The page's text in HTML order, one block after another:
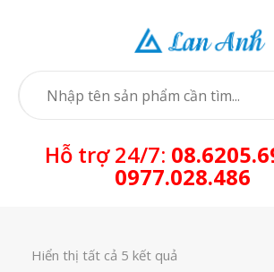
Hỗ trợ 24/7:
0977.028.486
Hiển thị tất cả 5 kết quả